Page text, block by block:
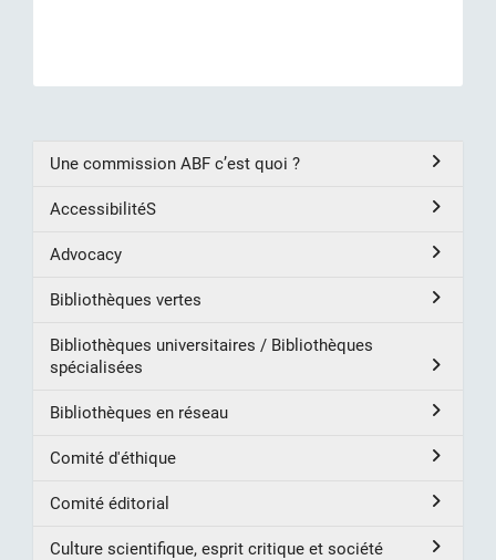
Une commission ABF c’est quoi ?
AccessibilitéS
Advocacy
Bibliothèques vertes
Bibliothèques universitaires / Bibliothèques
spécialisées
Bibliothèques en réseau
Comité d'éthique
Comité éditorial
Culture scientifique, esprit critique et société